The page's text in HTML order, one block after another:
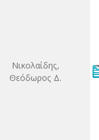
Νικολαίδης,
Θεόδωρος Δ.